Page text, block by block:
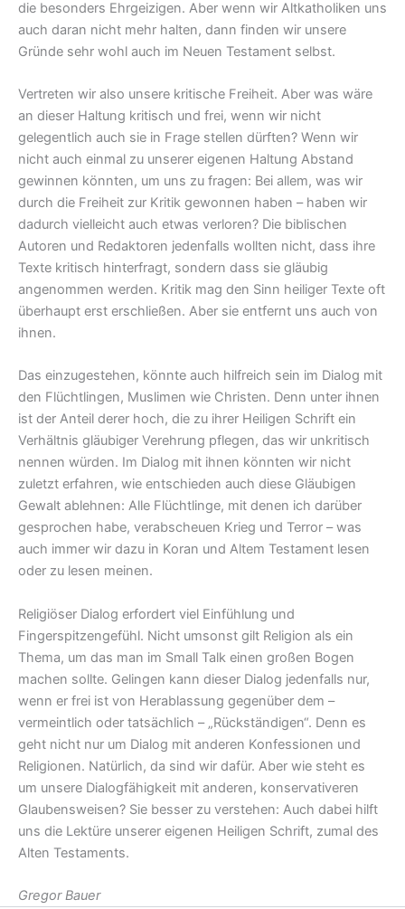
die besonders Ehrgeizigen. Aber wenn wir Altkatholiken uns
auch daran nicht mehr halten, dann finden wir unsere
Gründe sehr wohl auch im Neuen Testament selbst.
Vertreten wir also unsere kritische Freiheit. Aber was wäre
an dieser Haltung kritisch und frei, wenn wir nicht
gelegentlich auch sie in Frage stellen dürften? Wenn wir
nicht auch einmal zu unserer eigenen Haltung Abstand
gewinnen könnten, um uns zu fragen: Bei allem, was wir
durch die Freiheit zur Kritik gewonnen haben – haben wir
dadurch vielleicht auch etwas verloren? Die biblischen
Autoren und Redaktoren jedenfalls wollten nicht, dass ihre
Texte kritisch hinterfragt, sondern dass sie gläubig
angenommen werden. Kritik mag den Sinn heiliger Texte oft
überhaupt erst erschließen. Aber sie entfernt uns auch von
ihnen.
Das einzugestehen, könnte auch hilfreich sein im Dialog mit
den Flüchtlingen, Muslimen wie Christen. Denn unter ihnen
ist der Anteil derer hoch, die zu ihrer Heiligen Schrift ein
Verhältnis gläubiger Verehrung pflegen, das wir unkritisch
nennen würden. Im Dialog mit ihnen könnten wir nicht
zuletzt erfahren, wie entschieden auch diese Gläubigen
Gewalt ablehnen: Alle Flüchtlinge, mit denen ich darüber
gesprochen habe, verabscheuen Krieg und Terror – was
auch immer wir dazu in Koran und Altem Testament lesen
oder zu lesen meinen.
Religiöser Dialog erfordert viel Einfühlung und
Fingerspitzengefühl. Nicht umsonst gilt Religion als ein
Thema, um das man im Small Talk einen großen Bogen
machen sollte. Gelingen kann dieser Dialog jedenfalls nur,
wenn er frei ist von Herablassung gegenüber dem –
vermeintlich oder tatsächlich – „Rückständigen“. Denn es
geht nicht nur um Dialog mit anderen Konfessionen und
Religionen. Natürlich, da sind wir dafür. Aber wie steht es
um unsere Dialogfähigkeit mit anderen, konservativeren
Glaubensweisen? Sie besser zu verstehen: Auch dabei hilft
uns die Lektüre unserer eigenen Heiligen Schrift, zumal des
Alten Testaments.
Gregor Bauer